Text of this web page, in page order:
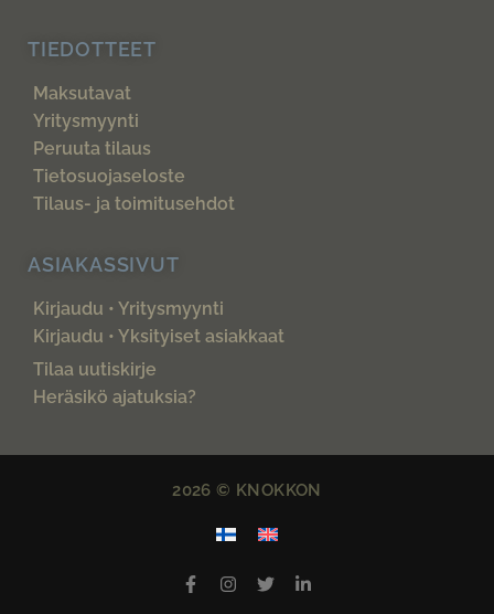
TIEDOTTEET
Maksutavat
Yritysmyynti
Peruuta tilaus
Tietosuojaseloste
Tilaus- ja toimitusehdot
ASIAKASSIVUT
Kirjaudu • Yritysmyynti
Kirjaudu • Yksityiset asiakkaat
Tilaa uutiskirje
Heräsikö ajatuksia?
2026 © KNOKKON